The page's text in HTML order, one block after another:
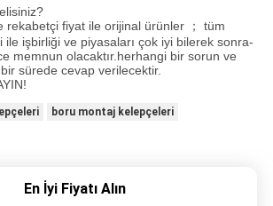
rekabetçi fiyat ile orijinal ürünler ； tüm
işbirliği ve piyasaları çok iyi bilerek sonra-
memnun olacaktır.herhangi bir sorun ve
sürede cevap verilecektir.
boru montaj kelepçeleri
En İyi Fiyatı Alın